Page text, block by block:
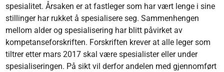
spesialitet. Årsaken er at fastleger som har vært lenge i sine
stillinger har rukket å spesialisere seg. Sammenhengen
mellom alder og spesialisering har blitt påvirket av
kompetanseforskriften. Forskriften krever at alle leger som
tiltrer etter mars 2017 skal være spesialister eller under
spesialiseringen. På sikt vil derfor andelen med gjennomført